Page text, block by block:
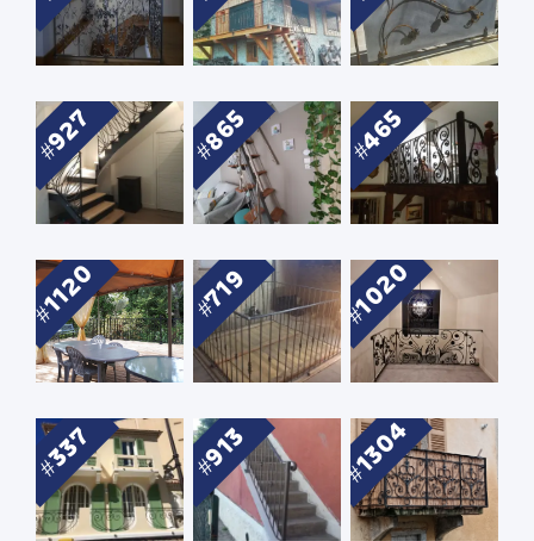
927 865 465
1120 719 1020
337 913 1304